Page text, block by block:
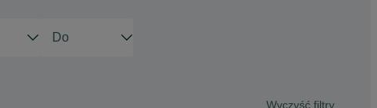
Wyczyść filtry